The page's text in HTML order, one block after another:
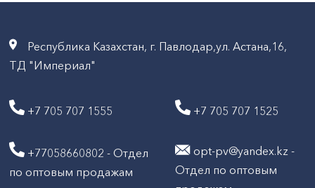
Республика Казахстан, г. Павлодар,ул. Астана,16,
ТД "Империал"
+7 705 707 1555 +7 705 707 1525
+77058660802 - Отдел
по оптовым продажам
opt-pv@yandex.kz -
Отдел по оптовым